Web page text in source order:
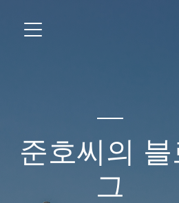
준호씨의 블
그